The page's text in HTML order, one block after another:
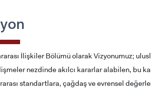
İlişkiler Bölümü olarak Vizyonumuz;
nezdinde akılcı kararlar alabilen, bu
standartlara, çağdaş ve evrensel